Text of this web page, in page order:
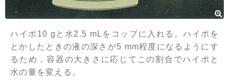
ハイポ10 gと水2.5 mLをコップに入れる。ハイポを
とかしたときの液の深さが5 mm程度になるようにす
るため，容器の大きさに応じてこの割合でハイポと
水の量を変える。